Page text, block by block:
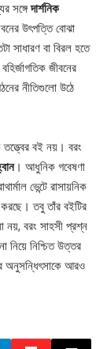
সঙ্গেদার্শনিক
উৎপত্তি বোঝা
সাধারণ বা বিরল হতে
জীবনের
নীতিগুলো উঠে
বই নয়। বরং
। আধুনিক গবেষণা
ভেন্টে রাসায়নিক
করছে। তবু তাঁর বইটির
নয়, বরং সাহসী প্রশ্ন
নিয়ে নিশ্চিত উত্তর
অনুসন্ধিৎসাকে আরও